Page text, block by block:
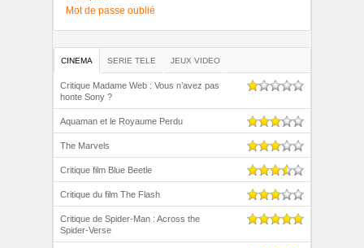
Mot de passe oublié
CINEMA SERIE TELE JEUX VIDEO
Critique Madame Web : Vous n’avez pas
honte Sony ?
Aquaman et le Royaume Perdu
The Marvels
Critique film Blue Beetle
Critique du film The Flash
Critique de Spider-Man : Across the
Spider-Verse